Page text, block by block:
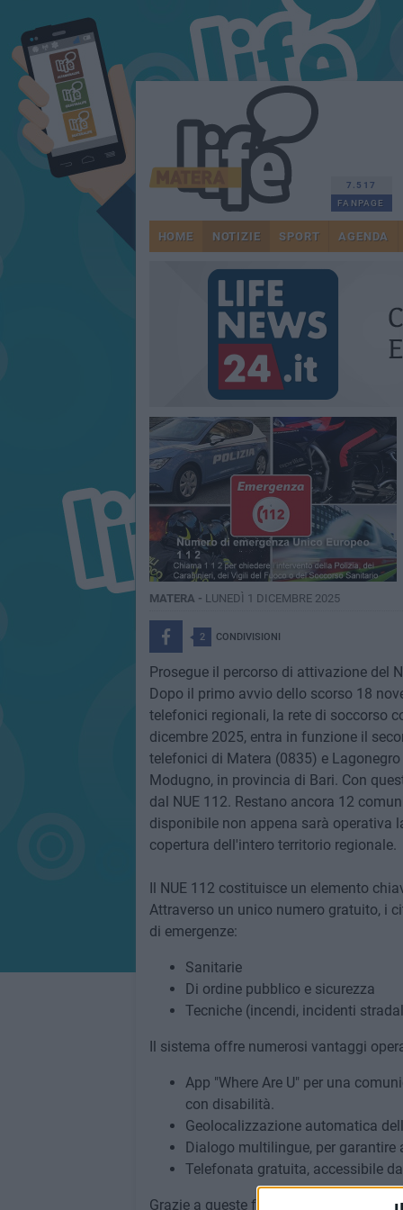
7.517
FANPAGE
HOME NOTIZIE SPORT AGENDA
MATERA - LUNEDÌ 1 DICEMBRE 2025
2 CONDIVISIONI
Prosegue il percorso di attivazione del
Dopo il primo avvio dello scorso 18
telefonici regionali, la rete di soccorso
dicembre 2025, entra in funzione il
telefonici di Matera (0835) e
Modugno, in provincia di Bari. Con
dal NUE 112. Restano ancora 12
disponibile non appena sarà operativa
copertura dell'intero territorio regionale.
Il NUE 112 costituisce un elemento
Attraverso un unico numero gratuito, i
di emergenze:
Sanitarie
Di ordine pubblico e sicurezza
Tecniche (incendi, incidenti
Il sistema offre numerosi vantaggi
App "Where Are U" per una
con disabilità.
Geolocalizzazione automatica
Dialogo multilingue, per
Telefonata gratuita, accessibile
Grazie a queste funzionalità, la rete